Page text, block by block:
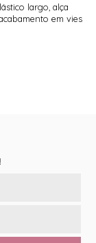
largo, alça
em vies